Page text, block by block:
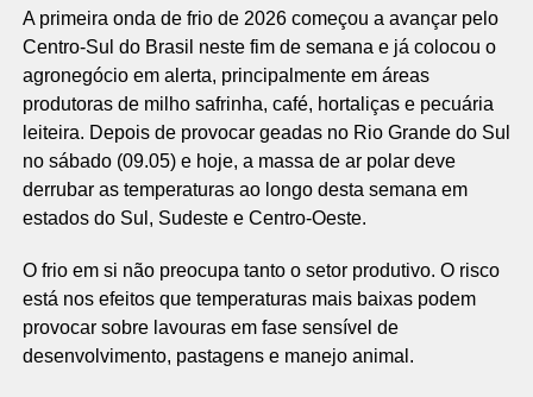
A primeira onda de frio de 2026 começou a avançar pelo
Centro-Sul do Brasil neste fim de semana e já colocou o
agronegócio em alerta, principalmente em áreas
produtoras de milho safrinha, café, hortaliças e pecuária
leiteira. Depois de provocar geadas no Rio Grande do Sul
no sábado (09.05) e hoje, a massa de ar polar deve
derrubar as temperaturas ao longo desta semana em
estados do Sul, Sudeste e Centro-Oeste.
O frio em si não preocupa tanto o setor produtivo. O risco
está nos efeitos que temperaturas mais baixas podem
provocar sobre lavouras em fase sensível de
desenvolvimento, pastagens e manejo animal.